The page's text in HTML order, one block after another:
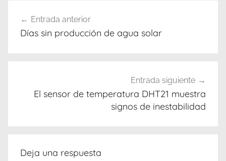
de
Entrada anterior
Días sin producción de agua solar
Entrada siguiente
El sensor de temperatura DHT21 muestra
signos de inestabilidad
Deja una respuesta